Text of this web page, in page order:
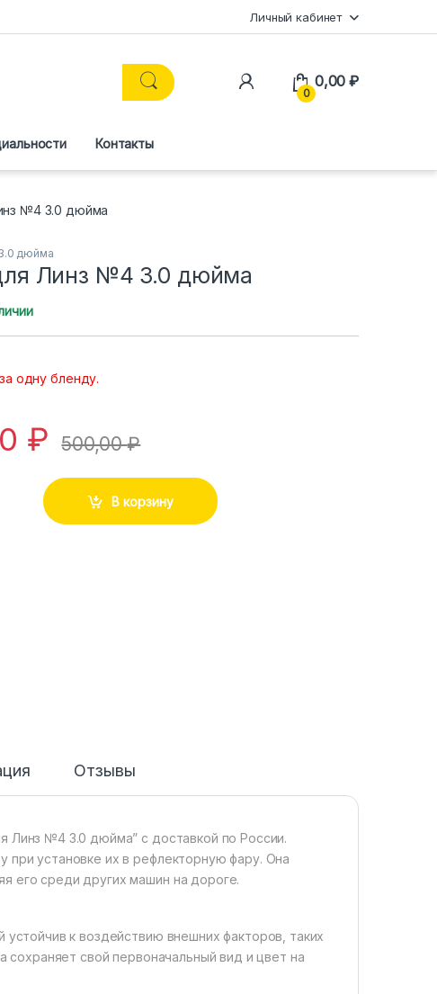
Личный кабинет
0
0,00₽
Контакты
№4 3.0 дюйма
дюйма
Линз №4 3.0 дюйма
одну бленду.
₽ 500,00₽
В корзину
Отзывы
Линз №4 3.0 дюйма” с доставкой по России.
при установке их в рефлекторную фару. Она
его среди других машин на дороге.
устойчив к воздействию внешних факторов, таких
сохраняет свой первоначальный вид и цвет на